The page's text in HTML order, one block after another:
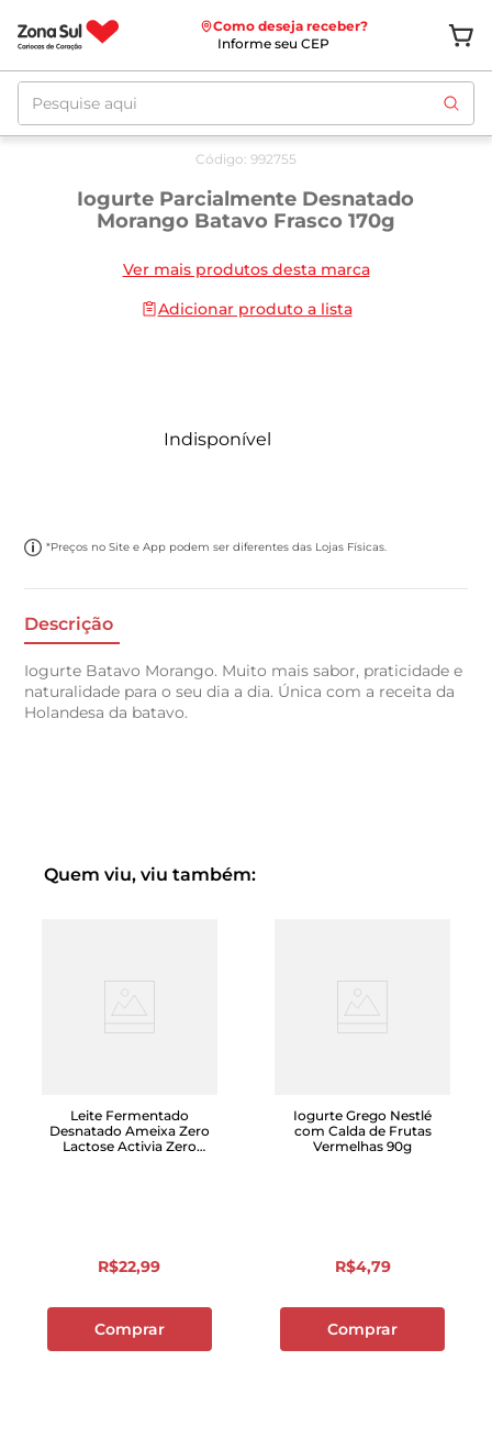
Como deseja receber?
Informe seu CEP
Pesquise aqui
Código: 992755
Iogurte Parcialmente Desnatado
Morango Batavo Frasco 170g
Ver mais produtos desta marca
Adicionar produto a lista
Indisponível
*Preços no Site e App podem ser diferentes das Lojas Físicas.
Descrição
Iogurte Batavo Morango. Muito mais sabor, praticidade e
naturalidade para o seu dia a dia. Única com a receita da
Holandesa da batavo.
Quem viu, viu também:
Leite Fermentado
Desnatado Ameixa Zero
Lactose Activia Zero
R$22,99
Comprar
Iogurte Grego Nestlé
com Calda de Frutas
Vermelhas 90g
R$4,79
Comprar